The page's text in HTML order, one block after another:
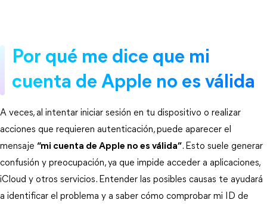
Por qué me dice que mi
cuenta de Apple no es válida
A veces, al intentar iniciar sesión en tu dispositivo o realizar
acciones que requieren autenticación, puede aparecer el
mensaje “mi cuenta de Apple no es válida”. Esto suele generar
confusión y preocupación, ya que impide acceder a aplicaciones,
iCloud y otros servicios. Entender las posibles causas te ayudará
a identificar el problema y a saber cómo comprobar mi ID de